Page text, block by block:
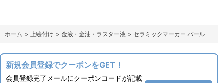
ホーム > 上絵付け > 金液・金油・ラスター液 > セラミックマーカー パール
新規会員登録でクーポンをGET！
会員登録完了メールにクーポンコードが記載